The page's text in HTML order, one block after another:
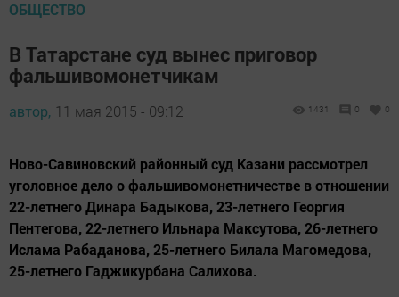
ОБЩЕСТВО
В Татарстане суд вынес приговор
фальшивомонетчикам
автор, 11 мая 2015 - 09:12 1431 0 0
Ново-Савиновский районный суд Казани рассмотрел
уголовное дело о фальшивомонетничестве в отношении
22-летнего Динара Бадыкова, 23-летнего Георгия
Пентегова, 22-летнего Ильнара Максутова, 26-летнего
Ислама Рабаданова, 25-летнего Билала Магомедова,
25-летнего Гаджикурбана Салихова.